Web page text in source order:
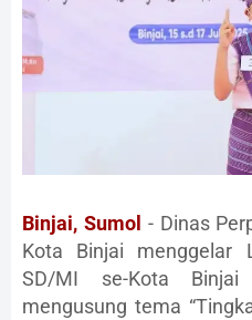
Binjai, Sumol - Dinas
Kota Binjai menggelar
SD/MI se-Kota
mengusung tema